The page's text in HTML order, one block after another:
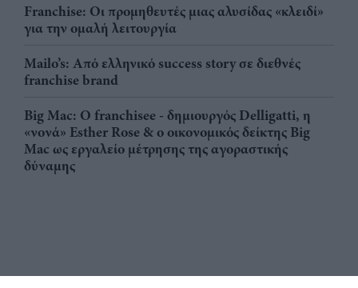
Franchise: Οι προμηθευτές μιας αλυσίδας «κλειδί»
για την ομαλή λειτουργία
Mailo’s: Από ελληνικό success story σε διεθνές
franchise brand
Big Mac: Ο franchisee - δημιουργός Delligatti, η
«νονά» Esther Rose & ο οικονομικός δείκτης Big
Mac ως εργαλείο μέτρησης της αγοραστικής
δύναμης